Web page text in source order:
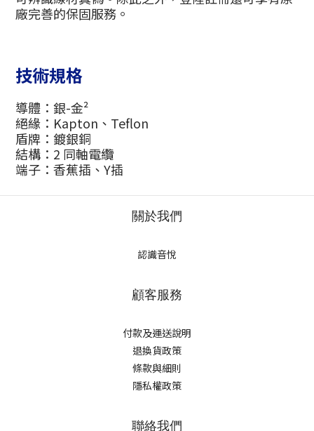
廠完善的保固服務。
技術規格
導體：銀-金²
絕緣：Kapton、Teflon
盾牌：鍍銀銅
結構：2 同軸電纜
端子：香蕉插、Y插
關於我們
認識音悅
顧客服務
付款及運送說明
退換貨政策
條款與細則
隱私權政策
聯絡我們